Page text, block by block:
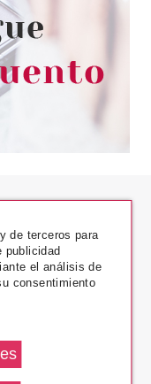
de terceros para
publicidad
el análisis de
consentimiento